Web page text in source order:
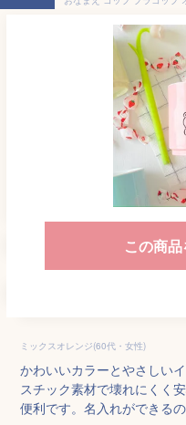
この商
ミックスオレンジ(60代・女性)
かわいいカラーとやさしい
スチック素材で壊れにくく
便利です。名入れができるの